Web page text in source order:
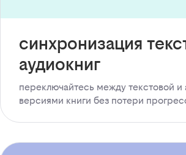
синхронизация
аудиокниг
переключайтесь между текстовой и
версиями книги без потери